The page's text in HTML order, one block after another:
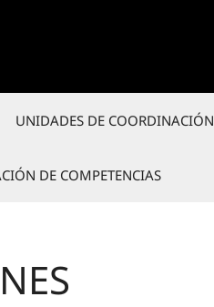
UNIDADES DE COORDINACIÓN
DE COMPETENCIAS